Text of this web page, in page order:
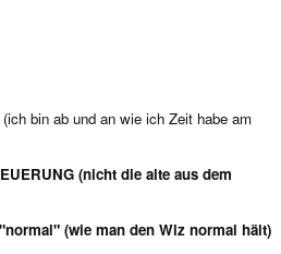
bin ab und an wie ich Zeit habe am
(nicht die alte aus dem
(wie man den Wiz normal hält)